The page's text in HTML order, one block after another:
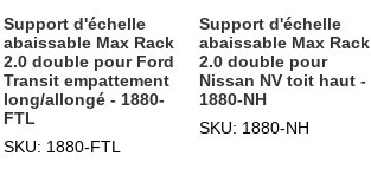
Support d'échelle
abaissable Max Rack
2.0 double pour Ford
Transit empattement
long/allongé - 1880-
FTL
SKU: 1880-FTL
Support d'échelle
abaissable Max Rack
2.0 double pour
Nissan NV toit haut -
1880-NH
SKU: 1880-NH